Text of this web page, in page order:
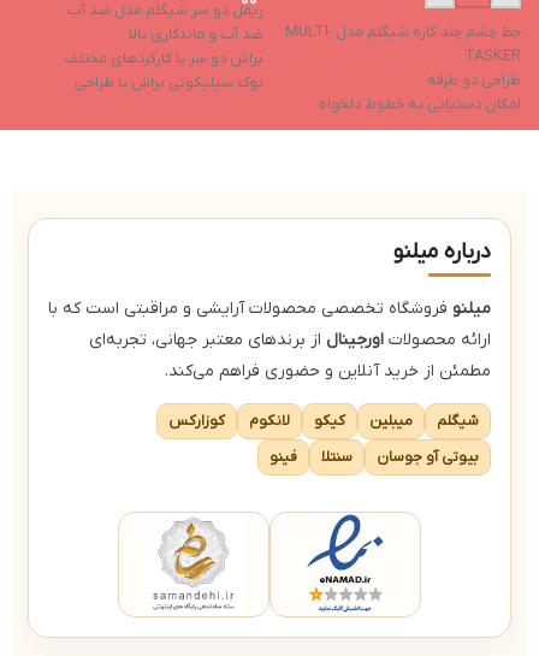
خط چشم چند کاره شیگلم مدل MULTI-
TASKER
طراحی دو طرفه
امکان دستیابی به خطوط دلخواه
رنگدانه‌های قوی و ماندگاری بالا
ریمل دو سر شیگلم مدل ضد آب
ضد آب و ماندگاری بالا
براش دو سر با کارکردهای مختلف
نوک سیلیکونی براش با طراحی
پیگمنت‌های مشکی اشباع
درباره میلنو
میلنو فروشگاه تخصصی محصولات آرایشی و مراقبتی است که با
ارائه محصولات اورجینال از برندهای معتبر جهانی، تجربه‌ای
مطمئن از خرید آنلاین و حضوری فراهم می‌کند.
شیگلم میبلین کیکو لانکوم
کوزارکس
بیوتی آو جوسان
سنتلا فینو